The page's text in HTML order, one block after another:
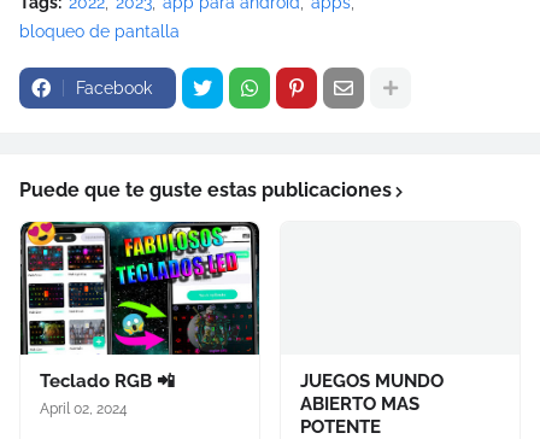
bloqueo de pantalla
Facebook
Puede que te guste estas publicaciones
Teclado RGB 📲
April 02, 2024
JUEGOS MUNDO
ABIERTO MAS
POTENTE